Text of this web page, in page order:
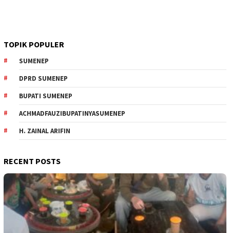
TOPIK POPULER
SUMENEP
DPRD SUMENEP
BUPATI SUMENEP
ACHMADFAUZIBUPATINYASUMENEP
H. ZAINAL ARIFIN
RECENT POSTS